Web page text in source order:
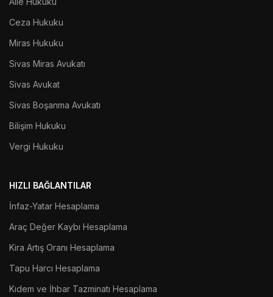
Ceza Hukuku
Miras Hukuku
Sivas Miras Avukatı
Sivas Avukat
Sivas Boşanma Avukatı
Bilişim Hukuku
Vergi Hukuku
HIZLI BAĞLANTILAR
İnfaz-Yatar Hesaplama
Araç Değer Kaybı Hesaplama
Kira Artış Oranı Hesaplama
Tapu Harcı Hesaplama
Kıdem ve İhbar Tazminatı Hesaplama